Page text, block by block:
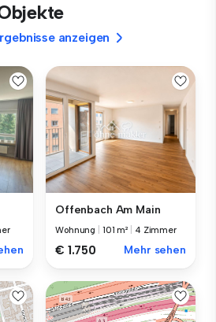
anzeigen
Offenbach Am Main
Wohnung 101 m² 4 Zimmer
€ 1.750 Mehr sehen